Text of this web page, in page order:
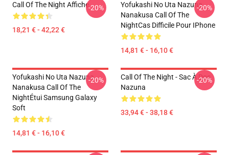
Call Of The Night Affiche
18,21 € - 42,22 €
-20%
Yofukashi No Uta Nazuna
Nanakusa Call Of The
NightCas Difficile Pour IPhone
14,81 € - 16,10 €
-20%
Yofukashi No Uta Nazuna
Nanakusa Call Of The
NightÉtui Samsung Galaxy
Soft
14,81 € - 16,10 €
-20%
Call Of The Night - Sac À Dos
Nazuna
33,94 € - 38,18 €
-20%